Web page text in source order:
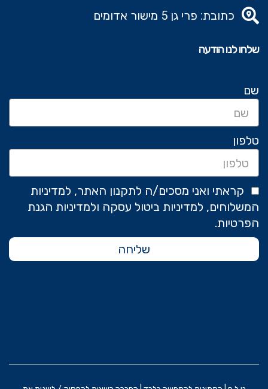
כתובת: פרי גן 5 מישור אדומים
שלחו לנו הודעה
שם
טלפון
קראתי ואני מסכים/ה לתקנון האתר, למדיניות
המשלוחים, למדיניות ביטול עסקה ולמדיניות הגנת
הפרטיות.
שליחה